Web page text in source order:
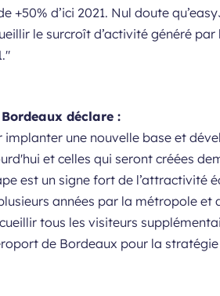
d’ici 2021. Nul doute
le surcroît d’activité généré par
déclare :
une nouvelle base et
et celles qui seront créées
est un signe fort de l’attractivité
années par la métropole
tous les visiteurs
de Bordeaux pour la